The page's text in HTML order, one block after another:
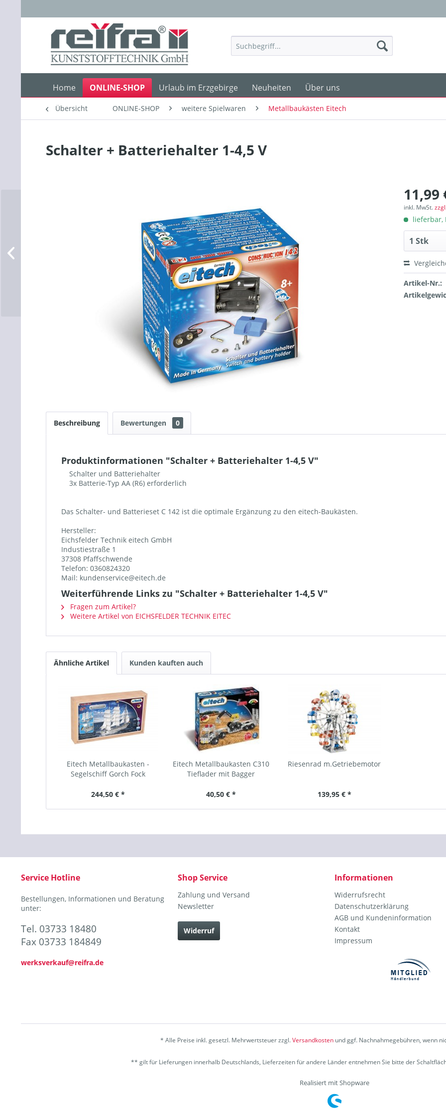
Home ONLINE-SHOP Urlaub im Erzgebirge Neuheiten Über uns
Übersicht ONLINE-SHOP weitere Spielwaren Metallbaukästen Eitech
Schalter + Batteriehalter 1-4,5 V
11,99
inkl. MwSt.
lieferbar,
Artikel-Nr.:
Beschreibung Bewertungen 0
Produktinformationen "Schalter + Batteriehalter 1-4,5 V"
Schalter und Batteriehalter
3x Batterie-Typ AA (R6) erforderlich
Das Schalter- und Batterieset C 142 ist die optimale Ergänzung zu den eitech-Baukästen.
Hersteller:
Eichsfelder Technik eitech GmbH
Industiestraße 1
37308 Pfaffschwende
Telefon: 0360824320
Mail: kundenservice@eitech.de
Weiterführende Links zu "Schalter + Batteriehalter 1-4,5 V"
Fragen zum Artikel?
Weitere Artikel von EICHSFELDER TECHNIK EITEC
Ähnliche Artikel Kunden kauften auch
Eitech Metallbaukasten -
Segelschiff Gorch Fock
244,50 € *
Eitech Metallbaukasten C310
Tieflader mit Bagger
40,50 € *
Riesenrad m.Getriebemotor
139,95 € *
Service Hotline
Bestellungen, Informationen und Beratung
unter:
Tel. 03733 18480
Fax 03733 184849
werksverkauf@reifra.de
Shop Service
Zahlung und Versand
Newsletter
Widerruf
Informationen
Widerrufsrecht
Datenschutzerklärung
AGB und Kundeninformation
Kontakt
Impressum
* Alle Preise inkl. gesetzl. Mehrwertsteuer zzgl.Versandkostenund ggf. Nachnahmegebühren, wenn
** gilt für Lieferungen innerhalb Deutschlands, Lieferzeiten für andere Länder entnehmen Sie bitte der
Realisiert mit Shopware